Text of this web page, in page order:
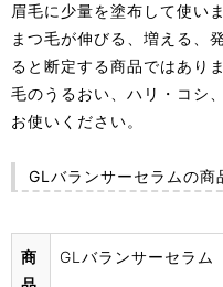
眉毛に少量を塗布して使いま
まつ毛が伸びる、増える、
ると断定する商品ではあり
毛のうるおい、ハリ・コシ
お使いください。
GLバランサーセラムの商
商
GLバランサーセラム